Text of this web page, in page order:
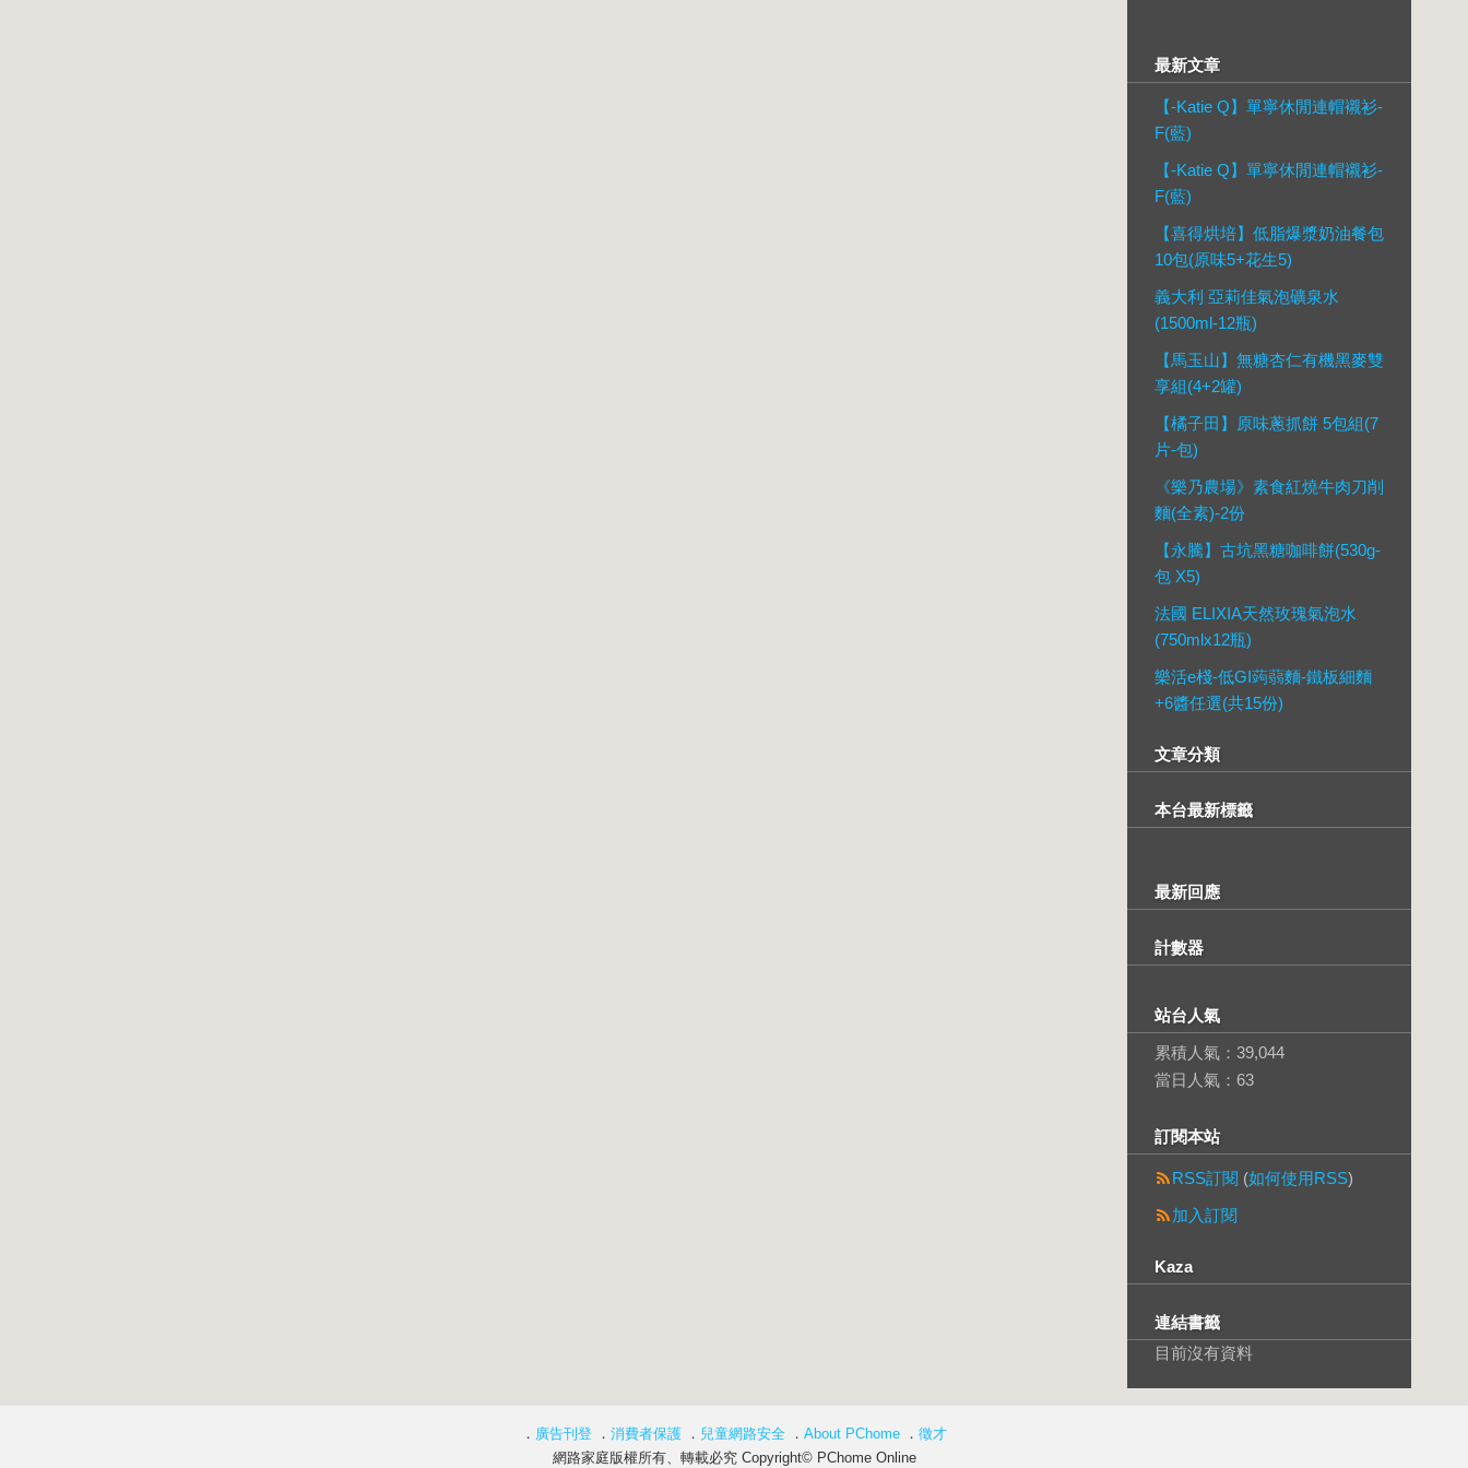
最新文章
【-Katie Q】單寧休閒連帽襯衫-
F(藍)
【-Katie Q】單寧休閒連帽襯衫-
F(藍)
【喜得烘培】低脂爆漿奶油餐包
10包(原味5+花生5)
義大利 亞莉佳氣泡礦泉水
(1500ml-12瓶)
【馬玉山】無糖杏仁有機黑麥雙
享組(4+2罐)
【橘子田】原味蔥抓餅 5包組(7
片-包)
《樂乃農場》素食紅燒牛肉刀削
麵(全素)-2份
【永騰】古坑黑糖咖啡餅(530g-
包 X5)
法國 ELIXIA天然玫瑰氣泡水
(750mlx12瓶)
樂活e棧-低GI蒟蒻麵-鐵板細麵
+6醬任選(共15份)
文章分類
本台最新標籤
最新回應
計數器
站台人氣
累積人氣： 39,044
當日人氣： 63
訂閱本站
RSS訂閱 (如何使用RSS)
加入訂閱
Kaza
連結書籤
目前沒有資料
． 廣告刊登 ． 消費者保護 ． 兒童網路安全 ． About PChome ． 徵才
網路家庭版權所有、轉載必究 Copyright© PChome Online